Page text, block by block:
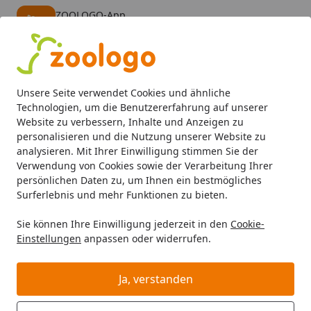
Unsere Seite verwendet Cookies und ähnliche
Technologien, um die Benutzererfahrung auf unserer
Website zu verbessern, Inhalte und Anzeigen zu
personalisieren und die Nutzung unserer Website zu
analysieren. Mit Ihrer Einwilligung stimmen Sie der
Verwendung von Cookies sowie der Verarbeitung Ihrer
persönlichen Daten zu, um Ihnen ein bestmögliches
Surferlebnis und mehr Funktionen zu bieten.
Sie können Ihre Einwilligung jederzeit in den Cookie-
Einstellungen anpassen oder widerrufen.
Ja, verstanden
ZOOLOGO-App
Alle Produkte
Mein Konto
Suchen
Startseite
Hund Hundefutter Trockenfutter Bozita 2,5kg Purely
Bozita 2,5kg Purely Puppy&Junior
Elch
BALD VERGRIFFEN